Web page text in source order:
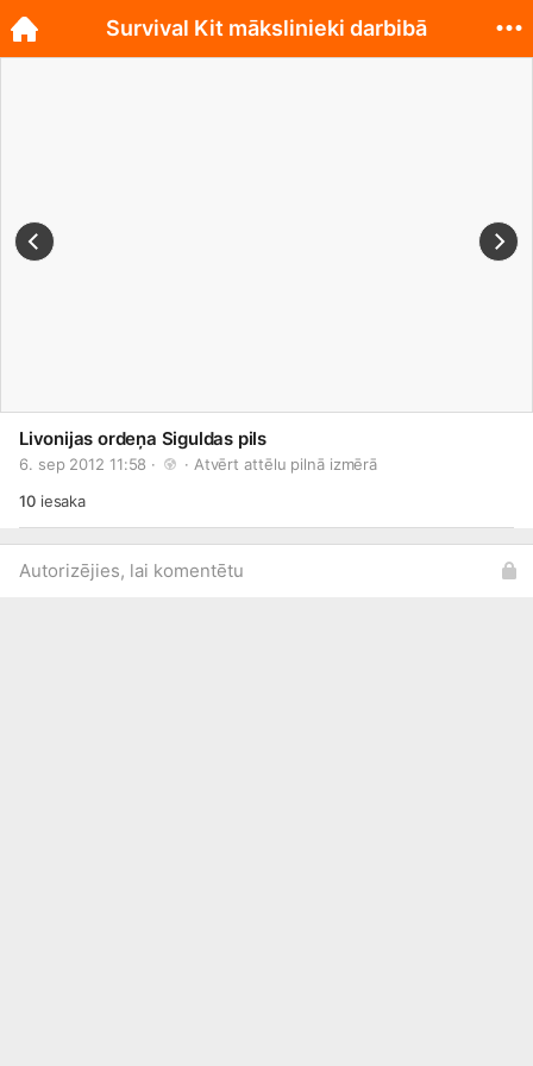
Livonijas ordeņa Siguldas pils
6. sep 2012 11:58 · · Atvērt attēlu pilnā izmērā
10iesaka
Autorizējies, lai komentētu
Survival Kit mākslinieki darbibā